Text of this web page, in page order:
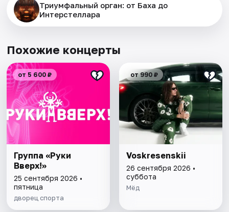
Триумфальный орган: от Баха до
Интерстеллара
Похожие концерты
от 5 600 ₽
Группа «Руки
Вверх!»
25 сентября 2026 •
пятница
дворец спорта
от 990 ₽
Voskresenskii
26 сентября 2026 •
суббота
Мёд